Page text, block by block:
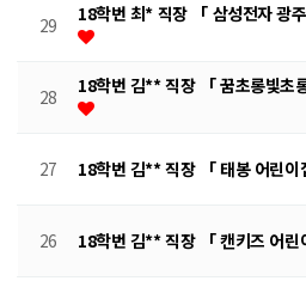
29 18학번 최* 직장 「 삼성전자 광
28 18학번 김** 직장 「 꿈초롱빛초
27 18학번 김** 직장 「 태봉 어린이
26 18학번 김** 직장 「 캔키즈 어